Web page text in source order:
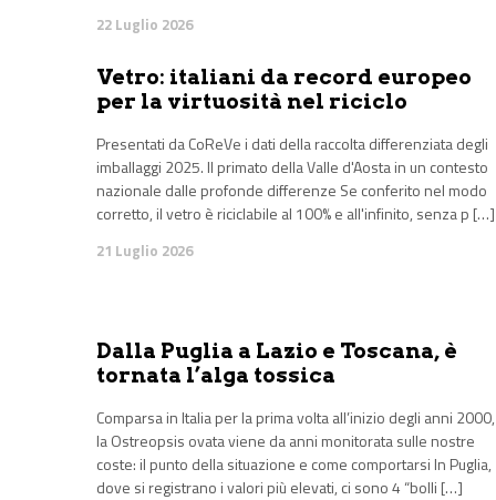
22 Luglio 2026
Vetro: italiani da record europeo
per la virtuosità nel riciclo
Presentati da CoReVe i dati della raccolta differenziata degli
imballaggi 2025. Il primato della Valle d'Aosta in un contesto
nazionale dalle profonde differenze Se conferito nel modo
corretto, il vetro è riciclabile al 100% e all'infinito, senza p […]
21 Luglio 2026
Dalla Puglia a Lazio e Toscana, è
tornata l’alga tossica
Comparsa in Italia per la prima volta all’inizio degli anni 2000,
la Ostreopsis ovata viene da anni monitorata sulle nostre
coste: il punto della situazione e come comportarsi In Puglia,
dove si registrano i valori più elevati, ci sono 4 “bolli […]